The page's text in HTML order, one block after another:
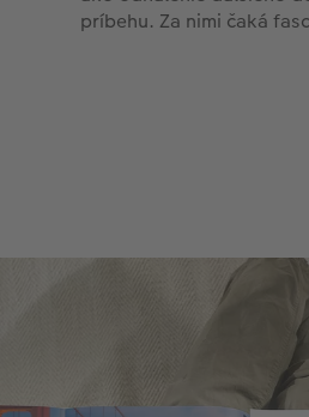
príbehu. Za nimi čaká